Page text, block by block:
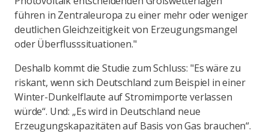
führen in Zentraleuropa zu einer mehr oder weniger
deutlichen Gleichzeitigkeit von Erzeugungsmangel
oder Überflusssituationen."
Deshalb kommt die Studie zum Schluss: "Es wäre zu
riskant, wenn sich Deutschland zum Beispiel in einer
Winter-Dunkelflaute auf Stromimporte verlassen
würde“. Und: „Es wird in Deutschland neue
Erzeugungskapazitäten auf Basis von Gas brauchen“.